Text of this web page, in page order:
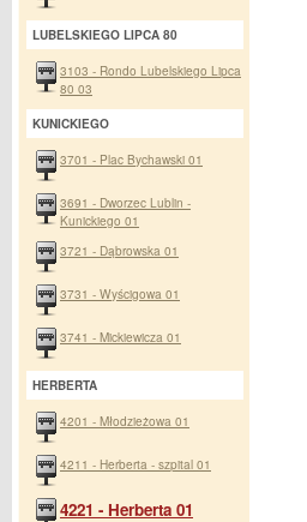
LUBELSKIEGO LIPCA 80
3103 - Rondo Lubelskiego Lipca
80 03
KUNICKIEGO
3701 - Plac Bychawski 01
3691 - Dworzec Lublin -
Kunickiego 01
3721 - Dąbrowska 01
3731 - Wyścigowa 01
3741 - Mickiewicza 01
HERBERTA
4201 - Młodzieżowa 01
4211 - Herberta - szpital 01
4221 - Herberta 01